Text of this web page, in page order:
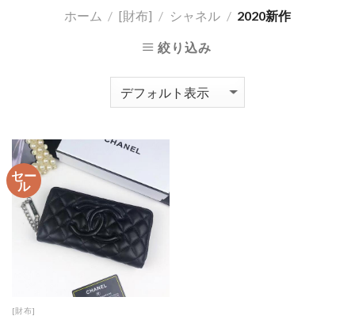
ホーム / [財布] / シャネル / 2020新作
絞り込み
セー
ル
[財布]